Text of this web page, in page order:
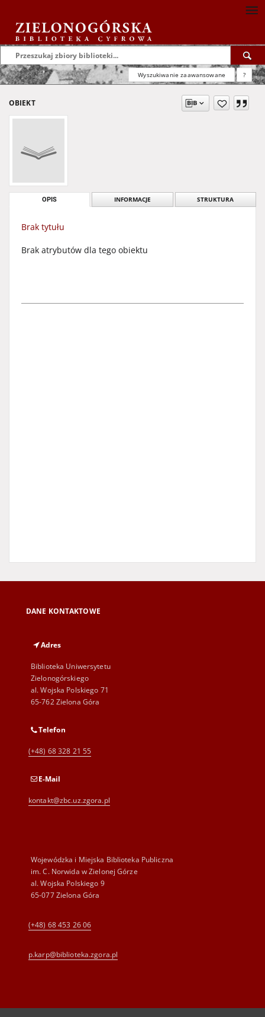
Wyszukiwanie zaawansowane ?
OBIEKT
OPIS INFORMACJE STRUKTURA
Brak tytułu
Brak atrybutów dla tego obiektu
DANE KONTAKTOWE
Adres
Biblioteka Uniwersytetu
Zielonogórskiego
al. Wojska Polskiego 71
65-762 Zielona Góra
Telefon
(+48) 68 328 21 55
E-Mail
kontakt@zbc.uz.zgora.pl
Wojewódzka i Miejska Biblioteka Publiczna
im. C. Norwida w Zielonej Górze
al. Wojska Polskiego 9
65-077 Zielona Góra
(+48) 68 453 26 06
p.karp@biblioteka.zgora.pl